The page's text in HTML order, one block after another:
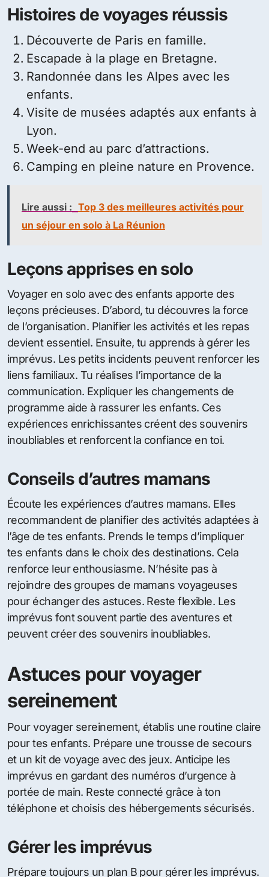
Histoires de voyages réussis
Découverte de Paris en famille.
Escapade à la plage en Bretagne.
Randonnée dans les Alpes avec les
enfants.
Visite de musées adaptés aux enfants à
Lyon.
Week-end au parc d’attractions.
Camping en pleine nature en Provence.
Lire aussi : Top 3 des meilleures activités pour
un séjour en solo à La Réunion
Leçons apprises en solo
Voyager en solo avec des enfants apporte des
leçons précieuses. D’abord, tu découvres la force
de l’organisation. Planifier les activités et les repas
devient essentiel. Ensuite, tu apprends à gérer les
imprévus. Les petits incidents peuvent renforcer les
liens familiaux. Tu réalises l’importance de la
communication. Expliquer les changements de
programme aide à rassurer les enfants. Ces
expériences enrichissantes créent des souvenirs
inoubliables et renforcent la confiance en toi.
Conseils d’autres mamans
Écoute les expériences d’autres mamans. Elles
recommandent de planifier des activités adaptées à
l’âge de tes enfants. Prends le temps d’impliquer
tes enfants dans le choix des destinations. Cela
renforce leur enthousiasme. N’hésite pas à
rejoindre des groupes de mamans voyageuses
pour échanger des astuces. Reste flexible. Les
imprévus font souvent partie des aventures et
peuvent créer des souvenirs inoubliables.
Astuces pour voyager
sereinement
Pour voyager sereinement, établis une routine claire
pour tes enfants. Prépare une trousse de secours
et un kit de voyage avec des jeux. Anticipe les
imprévus en gardant des numéros d’urgence à
portée de main. Reste connecté grâce à ton
téléphone et choisis des hébergements sécurisés.
Gérer les imprévus
Prépare toujours un plan B pour gérer les imprévus.